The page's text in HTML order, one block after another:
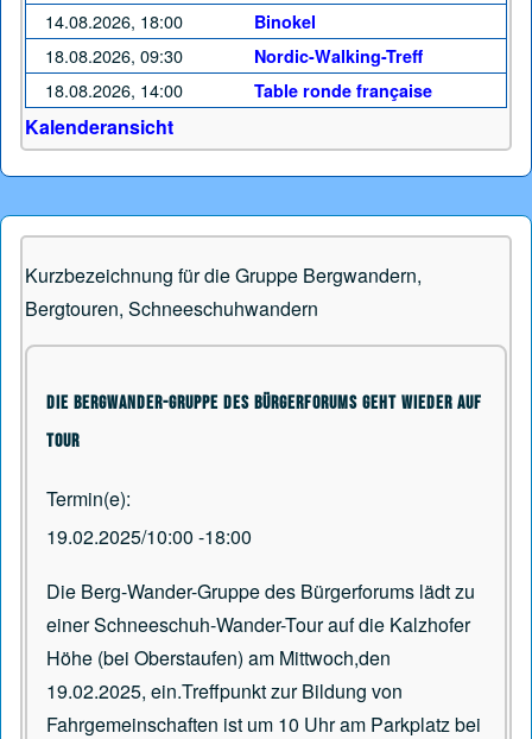
Kurzbezeichnung für die Gruppe Bergwandern,
Bergtouren, Schneeschuhwandern
Die Bergwander-Gruppe des Bürgerforums geht wieder auf
Tour
Termin(e)
19.02.2025/10:00 -18:00
Die Berg-Wander-Gruppe des Bürgerforums lädt zu
einer Schneeschuh-Wander-Tour auf die Kalzhofer
Höhe (bei Oberstaufen) am Mittwoch,den
19.02.2025, ein.Treffpunkt zur Bildung von
Fahrgemeinschaften ist um 10 Uhr am Parkplatz bei
14.08.2026, 18:00 Binokel
18.08.2026, 09:30 Nordic-Walking-Treff
18.08.2026, 14:00 Table ronde française
Kalenderansicht